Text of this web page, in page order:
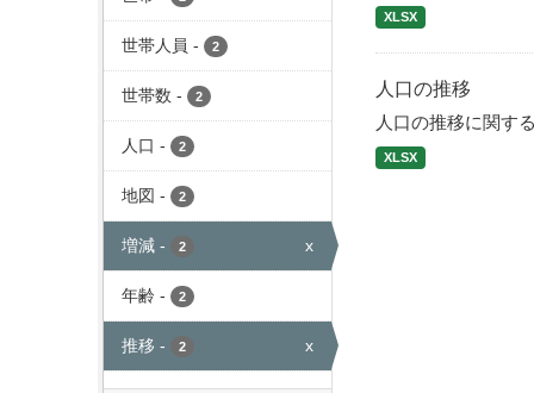
世帯人員 - 2
世帯数 - 2
人口 - 2
地図 - 2
増減 - 2 x
年齢 - 2
推移 - 2 x
XLSX
人口の推移
人口の推移に関す
XLSX